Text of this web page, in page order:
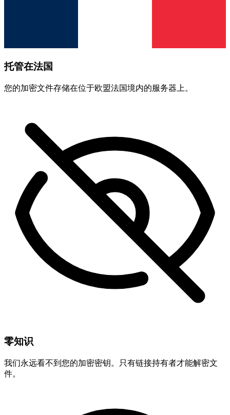
托管在法国
您的加密文件存储在位于欧盟法国境内的服务器上。
零知识
我们永远看不到您的加密密钥。只有链接持有者才能解密文
件。